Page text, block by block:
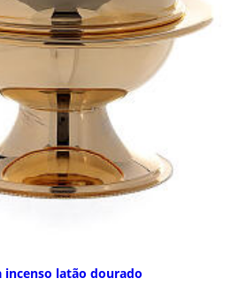
incenso latão dourado